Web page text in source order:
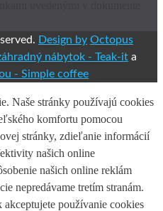
Design by Octopus
nábytok - Teak-it a
- Simple coffee
Naše stránky používajú cookies
komfortu pomocou
stránky, zdieľanie informácií
našich online
našich online reklám
nepredávame tretím stranám.
používanie cookies